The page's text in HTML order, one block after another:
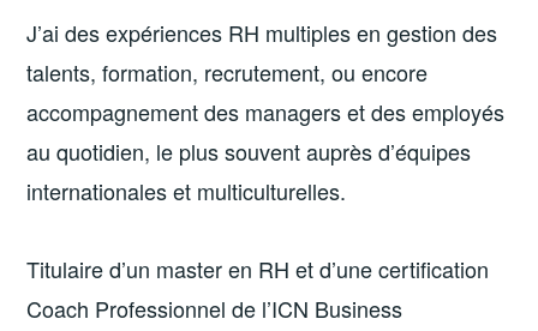
J’ai des expériences RH multiples en gestion des
talents, formation, recrutement, ou encore
accompagnement des managers et des employés
au quotidien, le plus souvent auprès d’équipes
internationales et multiculturelles.
Titulaire d’un master en RH et d’une certification
Coach Professionnel de l’ICN Business